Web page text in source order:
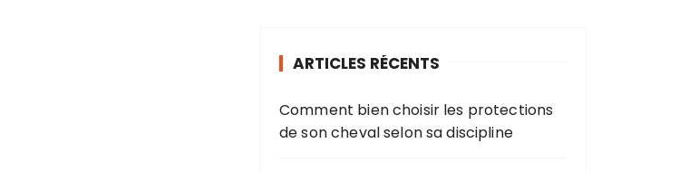
ARTICLES RÉCENTS
Comment bien choisir les protections
de son cheval selon sa discipline